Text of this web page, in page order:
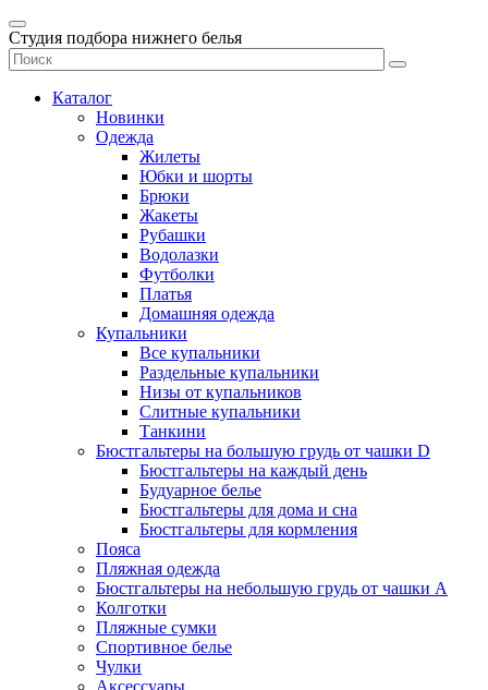
Студия подбора нижнего белья
Каталог
Новинки
Одежда
Жилеты
Юбки и шорты
Брюки
Жакеты
Рубашки
Водолазки
Футболки
Платья
Домашняя одежда
Купальники
Все купальники
Раздельные купальники
Низы от купальников
Слитные купальники
Танкини
Бюстгальтеры на большую грудь от чашки D
Бюстгальтеры на каждый день
Будуарное белье
Бюстгальтеры для дома и сна
Бюстгальтеры для кормления
Пояса
Пляжная одежда
Бюстгальтеры на небольшую грудь от чашки А
Колготки
Пляжные сумки
Спортивное белье
Чулки
Аксессуары